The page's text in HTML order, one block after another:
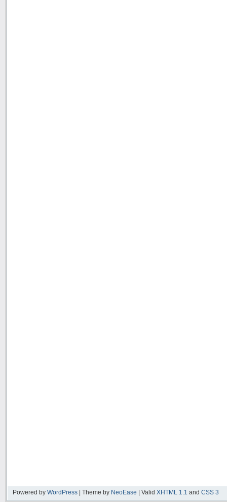
Powered by WordPress | Theme by NeoEase | Valid XHTML 1.1 and CSS 3